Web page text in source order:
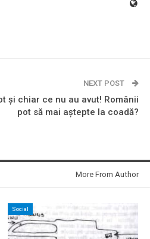
NEXT POST
și chiar ce nu au avut! Românii
pot să mai aștepte la coadă?
More From Author
Social